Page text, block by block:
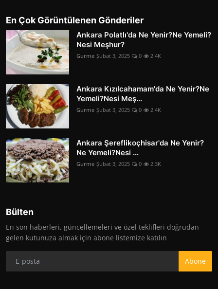
En Çok Görüntülenen Gönderiler
Ankara Polatlı'da Ne Yenir?Ne Yemeli?
Nesi Meşhur?
Gurme Şubat 3, 2025 0 2.4K
Ankara Kızılcahamam'da Ne Yenir?Ne
Yemeli?Nesi Meş...
Gurme Şubat 3, 2025 0 2.4K
Ankara Şereflikoçhisar'da Ne Yenir?
Ne Yemeli?Nesi ...
Gurme Şubat 3, 2025 0 2.3K
Bülten
En son haberleri, güncellemeleri ve özel teklifleri doğrudan
gelen kutunuza almak için abone listemize katılın
Abone